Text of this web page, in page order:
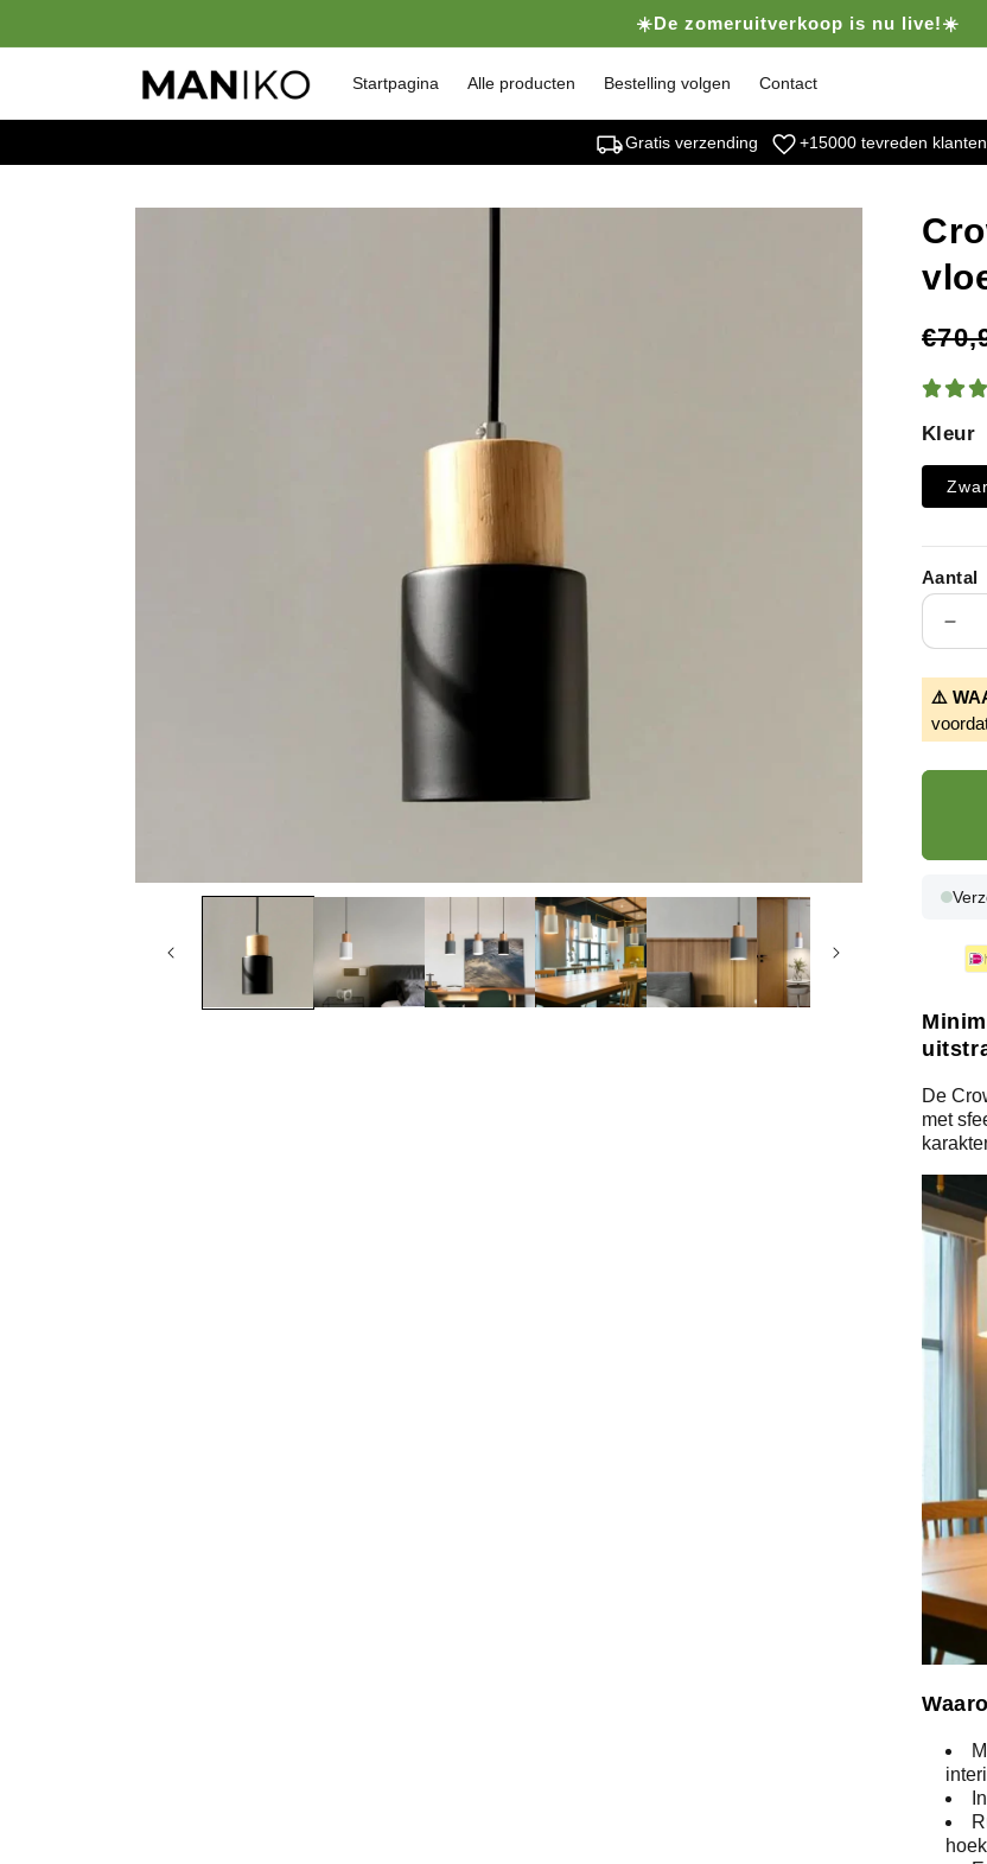
content
☀️De zomeruitverkoop is nu live!☀️
Startpagina Alle producten Bestelling volgen Contact
local_shippingGratis verzending favorite+15000 tevreden klanten